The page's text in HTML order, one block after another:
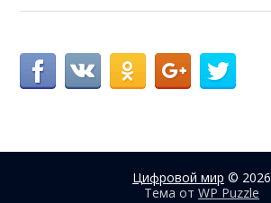
Цифровой мир © 2026
Тема от WP Puzzle